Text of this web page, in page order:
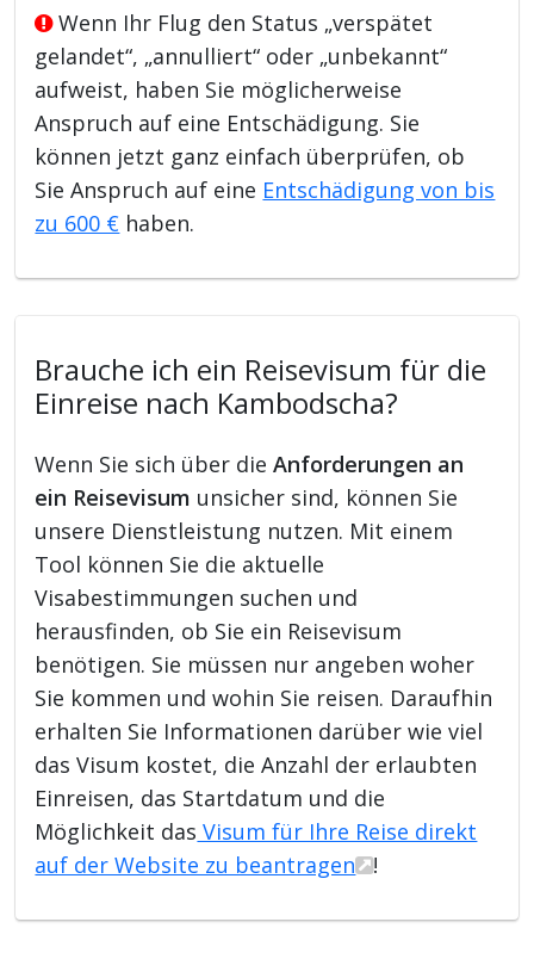
Wenn Ihr Flug den Status „verspätet
gelandet“, „annulliert“ oder „unbekannt“
aufweist, haben Sie möglicherweise
Anspruch auf eine Entschädigung. Sie
können jetzt ganz einfach überprüfen, ob
Sie Anspruch auf eine Entschädigung von bis
zu 600 € haben.
Brauche ich ein Reisevisum für die
Einreise nach Kambodscha?
Wenn Sie sich über dieAnforderungen an
ein Reisevisum unsicher sind, können Sie
unsere Dienstleistung nutzen. Mit einem
Tool können Sie die aktuelle
Visabestimmungen suchen und
herausfinden, ob Sie ein Reisevisum
benötigen. Sie müssen nur angeben woher
Sie kommen und wohin Sie reisen. Daraufhin
erhalten Sie Informationen darüber wie viel
das Visum kostet, die Anzahl der erlaubten
Einreisen, das Startdatum und die
Möglichkeit das Visum für Ihre Reise direkt
auf der Website zu beantragen
!